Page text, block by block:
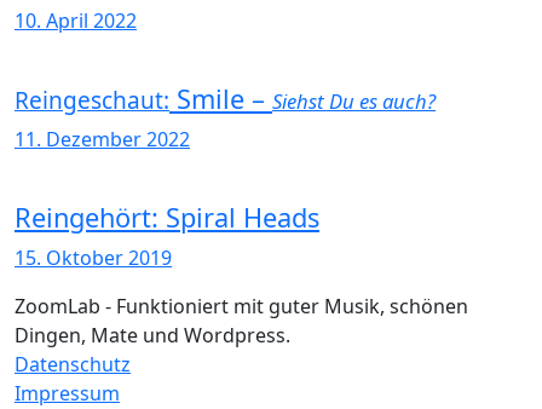
10. April 2022
Reingeschaut: Smile – Siehst Du es auch?
11. Dezember 2022
Reingehört: Spiral Heads
15. Oktober 2019
ZoomLab - Funktioniert mit guter Musik, schönen
Dingen, Mate und Wordpress.
Datenschutz
Impressum